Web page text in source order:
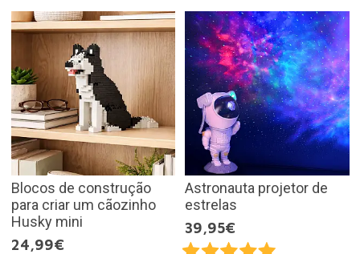
Blocos de construção
para criar um cãozinho
Husky mini
24,99€
Astronauta projetor de
estrelas
39,95€